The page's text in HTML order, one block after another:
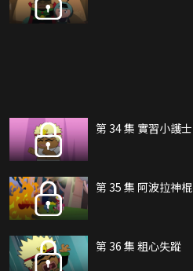
第 34 集 實習小護士
第 35 集 阿波拉神棍
第 36 集 粗心失蹤